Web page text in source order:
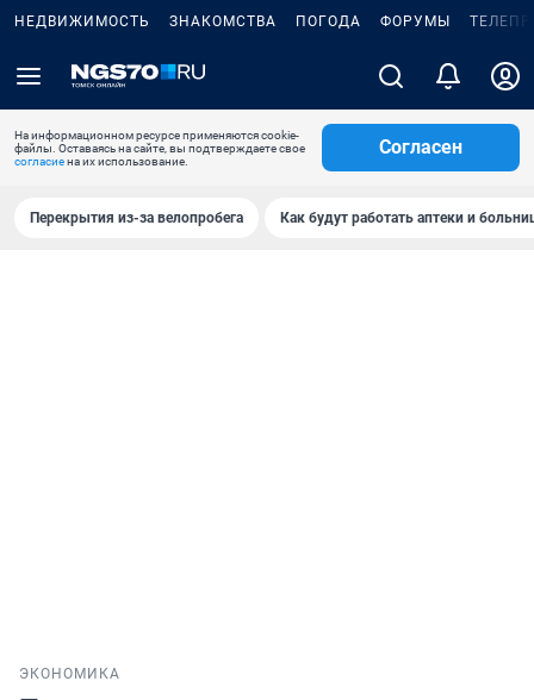
НЕДВИЖИМОСТЬ ЗНАКОМСТВА ПОГОДА ФОРУМЫ
На информационном ресурсе применяются cookie-
файлы. Оставаясь на сайте, вы подтверждаете свое
согласиена их использование.
Согласен
Перекрытия из-за велопробега Как будут работать аптеки и
ЭКОНОМИКА